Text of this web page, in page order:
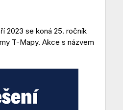
2023 se koná 25. ročník
T-Mapy. Akce s názvem